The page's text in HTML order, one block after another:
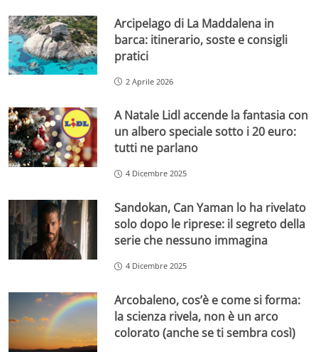
Arcipelago di La Maddalena in
barca: itinerario, soste e consigli
pratici
2 Aprile 2026
A Natale Lidl accende la fantasia con
un albero speciale sotto i 20 euro:
tutti ne parlano
4 Dicembre 2025
Sandokan, Can Yaman lo ha rivelato
solo dopo le riprese: il segreto della
serie che nessuno immagina
4 Dicembre 2025
Arcobaleno, cos’è e come si forma:
la scienza rivela, non è un arco
colorato (anche se ti sembra così)